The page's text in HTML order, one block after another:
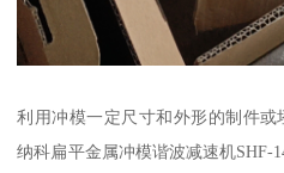
利用冲模一定尺寸和外形的制件
纳科扁平金属冲模谐波减速机SHF-